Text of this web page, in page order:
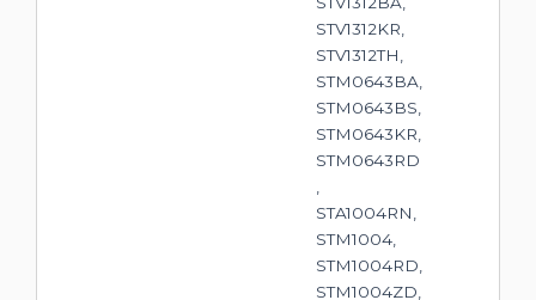
STV1312KR,
STV1312TH,
STM0643BA,
STM0643BS,
STM0643KR,
STM0643RD
STA1004RN,
STM1004,
STM1004RD,
STM1004ZD,